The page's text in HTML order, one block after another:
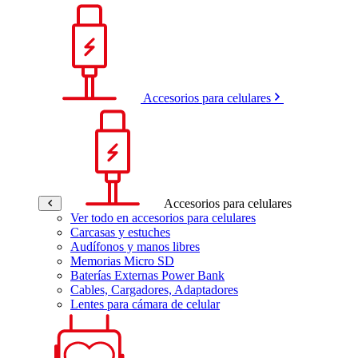
Accesorios para celulares
Accesorios para celulares
Ver todo en accesorios para celulares
Carcasas y estuches
Audífonos y manos libres
Memorias Micro SD
Baterías Externas Power Bank
Cables, Cargadores, Adaptadores
Lentes para cámara de celular